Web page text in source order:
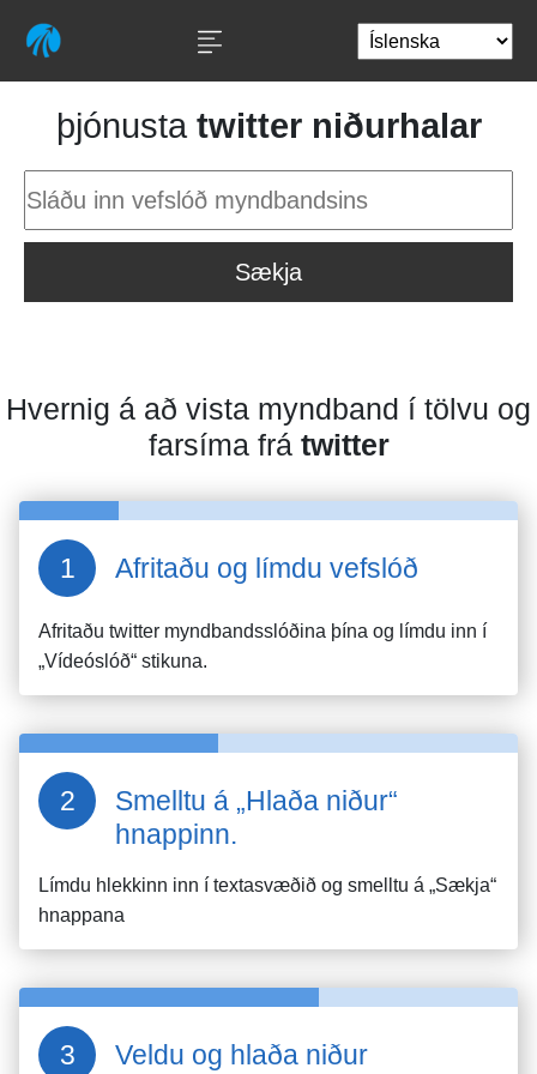
þjónusta twitter niðurhalar
Sækja
Hvernig á að vista myndband í tölvu og
farsíma frá twitter
Afritaðu og límdu vefslóð
Afritaðu twitter myndbandsslóðina þína og límdu inn í
„Vídeóslóð“ stikuna.
Smelltu á „Hlaða niður“
hnappinn.
Límdu hlekkinn inn í textasvæðið og smelltu á „Sækja“
hnappana
Veldu og hlaða niður